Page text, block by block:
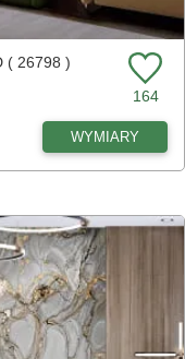
( 26798 )
164
WYMIARY